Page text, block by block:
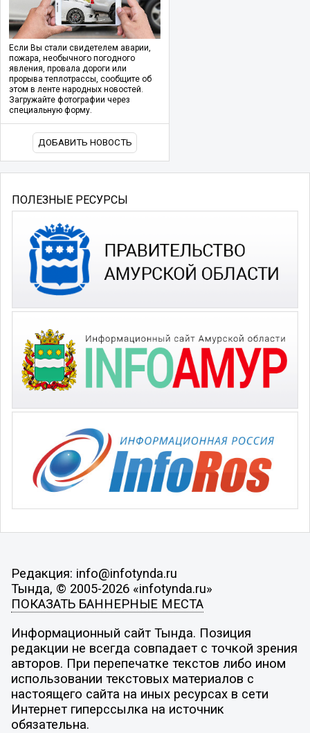
Если Вы стали свидетелем аварии,
пожара, необычного погодного
явления, провала дороги или
прорыва теплотрассы, сообщите об
этом в ленте народных новостей.
Загружайте фотографии через
специальную форму.
ДОБАВИТЬ НОВОСТЬ
ПОЛЕЗНЫЕ РЕСУРСЫ
Редакция: info@infotynda.ru
Тында, © 2005-2026 «infotynda.ru»
ПОКАЗАТЬ БАННЕРНЫЕ МЕСТА
Информационный сайт Тында. Позиция
редакции не всегда совпадает с точкой зрения
авторов. При перепечатке текстов либо ином
использовании текстовых материалов с
настоящего сайта на иных ресурсах в сети
Интернет гиперссылка на источник
обязательна.